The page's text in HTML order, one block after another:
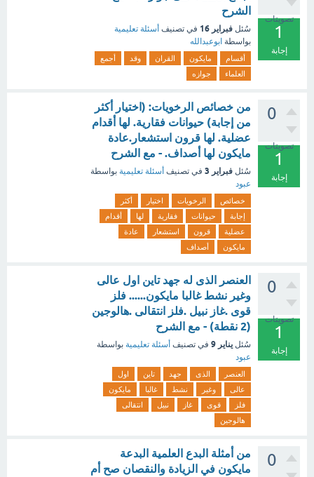
تصويتات
1
إجابة
الشرح
سُئل فبراير 16 في تصنيف أسئلة تعليمية
بواسطة ابوعبدالله
أقسام مايكون القران وقد
أجمع
العلماء
جوازه
0
تصويتات
1
إجابة
من خصائص الرخويات: (اختيار أكثر
من إجابة) حيوانات فقارية. لها أقدام
عضلية. لها قرون استشعار.عادة
مايكون لها أصداف. - مع الشرح
سُئل فبراير 3 في تصنيف أسئلة تعليمية بواسطة
عبود
خصائص الرخويات اختيار
أكثر
إجابة
حيوانات فقارية لها
أقدام
عضلية
قرون استشعار
عادة
مايكون
أصداف
0
تصويتات
1
إجابة
العنصر الذى له جهد تاين اول عالى
وغير نشط غالبا مايكون...... فلز
قوى .غاز نبيل .فلز انتقالى .هالوجين
(2 نقطة) - مع الشرح
سُئل يناير 9 في تصنيف أسئلة تعليمية بواسطة
عبود
العنصر الذى جهد تاين
اول
عالى
وغير نشط غالبا
مايكون
فلز
قوى غاز نبيل
انتقالى
هالوجين
0
من أمثلة البدع العلمية البدعة
مايكون في الزيادة والنقصان صح أم